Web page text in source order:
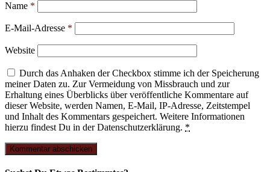
Name *
E-Mail-Adresse *
Website
Durch das Anhaken der Checkbox stimme ich der Speicherung
meiner Daten zu. Zur Vermeidung von Missbrauch und zur
Erhaltung eines Überblicks über veröffentliche Kommentare auf
dieser Website, werden Namen, E-Mail, IP-Adresse, Zeitstempel
und Inhalt des Kommentars gespeichert. Weitere Informationen
hierzu findest Du in der Datenschutzerklärung. *